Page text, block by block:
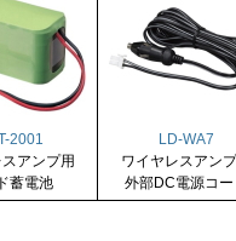
2001
アンプ用
蓄電池
LD-WA7
ワイヤレスアン
外部DC電源コー